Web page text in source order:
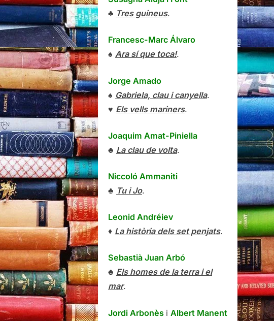
♣ Tres guineus.
Francesc-Marc Álvaro
♠ Ara sí que toca!.
Jorge Amado
♠ Gabriela, clau i canyella.
♥ Els vells mariners.
Joaquim Amat-Piniella
♣ La clau de volta.
Niccoló Ammaniti
♣ Tu i Jo.
Leonid Andréiev
♦ La història dels set penjats.
Sebastià Juan Arbó
♣ Els homes de la terra i el
mar.
Jordi Arbonès i Albert Manent